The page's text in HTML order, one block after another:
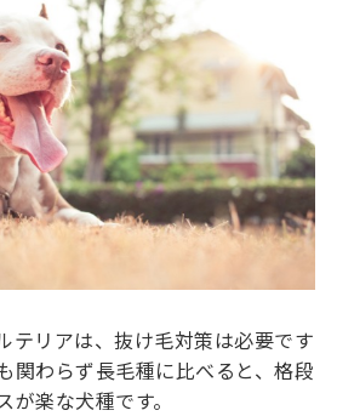
テリアは、抜け毛対策は必要です
関わらず長毛種に比べると、格段
楽な犬種です。